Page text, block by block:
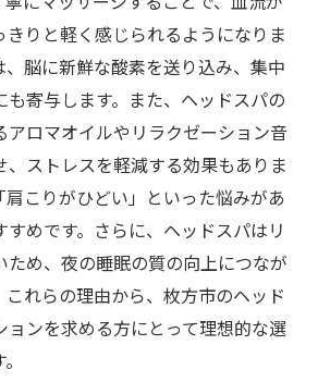
きを
最高のリラクゼーションを求める
追求したヘッドスパの施術内容
ッドスパで体験する贅沢なひと
すだけでなく心も整えるプロの技
リフレッシュするヘッドスパの
ラクゼーションを満喫する方法
りと軽く感じられるようになりま
脳に新鮮な酸素を送り込み、集中
寄与します。また、ヘッドスパの
アロマオイルやリラクゼーション音
ストレスを軽減する効果もありま
こりがひどい」といった悩みがあ
めです。さらに、ヘッドスパはリ
ため、夜の睡眠の質の向上につなが
れらの理由から、枚方市のヘッド
ョンを求める方にとって理想的な選